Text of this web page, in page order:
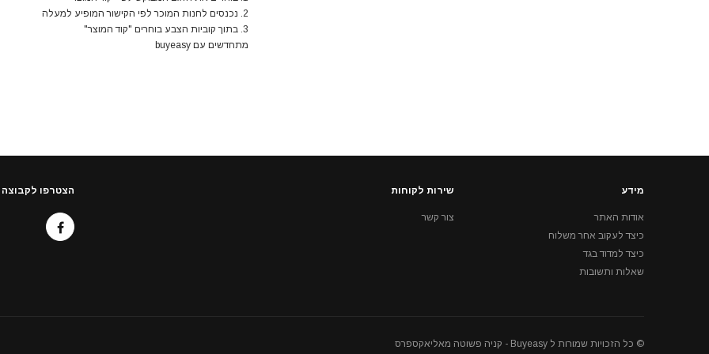
2. נכנסים לחנות המוכר לפי הקישור המופיע למעלה
3. בתוך קוביות הצבע בוחרים "קוד המוצר"
מתחדשים עם buyeasy
מידע
אודות האתר
כיצד לעקוב אחר משלוח
כיצד למדוד בגד
שאלות ותשובות
שירות לקוחות
צור קשר
הצטרפו לקבוצה
© כל הזכויות שמורות ל Buyeasy - קניה פשוטה מאליאקספרס